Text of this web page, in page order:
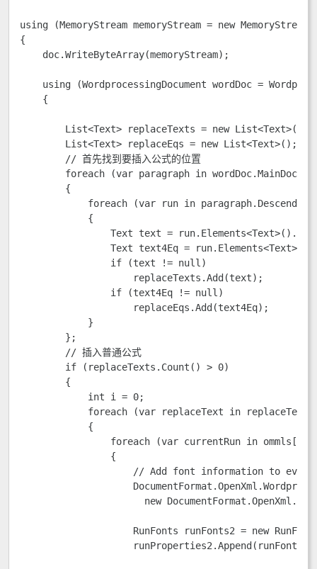
using (MemoryStream memoryStream = new
{
    doc.WriteByteArray(memoryStream);
using (WordprocessingDocument wordDoc =
    {
        List<Text> replaceTexts = new List<Text>();
        List<Text> replaceEqs = new List<Text>();
        // 首先找到要插入公式的位置
foreach (var paragraph in
        {
foreach (var run in
            {
Text text =
Text text4Eq =
                if (text != null)
                    replaceTexts.Add(text);
                if (text4Eq != null)
                    replaceEqs.Add(text4Eq);
            }
        };
        // 插入普通公式
        if (replaceTexts.Count() > 0)
        {
            int i = 0;
foreach (var replaceText in
            {
foreach (var currentRun in
                {
// Add font information to every
new
RunFonts runFonts2 = new